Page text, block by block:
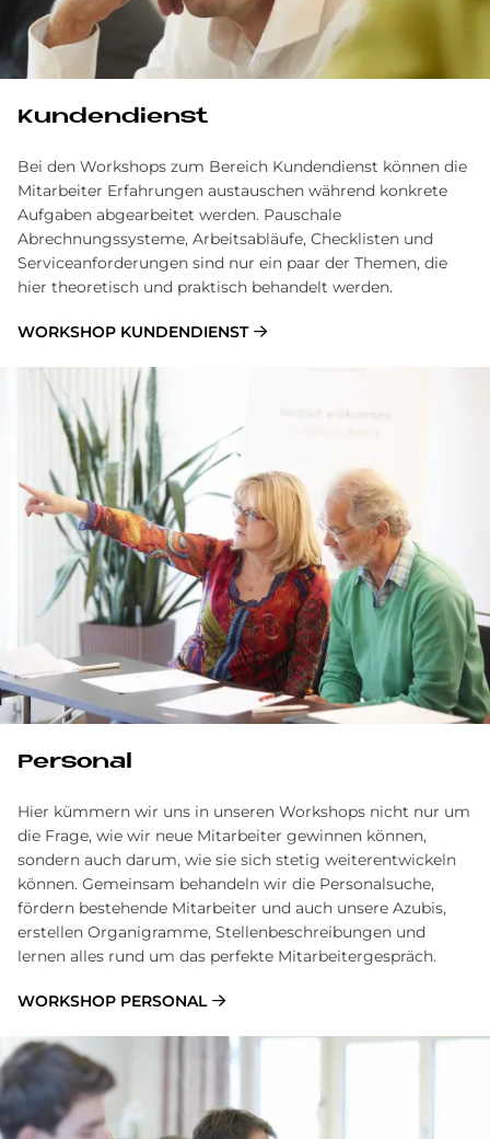
Kun­den­dienst
Bei den Workshops zum Bereich Kundendienst können die
Mitarbeiter Erfahrungen austauschen während konkrete
Aufgaben abgearbeitet werden. Pauschale
Abrechnungssysteme, Arbeitsabläufe, Checklisten und
Serviceanforderungen sind nur ein paar der Themen, die
hier theoretisch und praktisch behandelt werden.
WORKSHOP KUNDENDIENST
Per­so­nal
Hier kümmern wir uns in unseren Workshops nicht nur um
die Frage, wie wir neue Mitarbeiter gewinnen können,
sondern auch darum, wie sie sich stetig weiterentwickeln
können. Gemeinsam behandeln wir die Personalsuche,
fördern bestehende Mitarbeiter und auch unsere Azubis,
erstellen Organigramme, Stellenbeschreibungen und
lernen alles rund um das perfekte Mitarbeitergespräch.
WORKSHOP PERSONAL